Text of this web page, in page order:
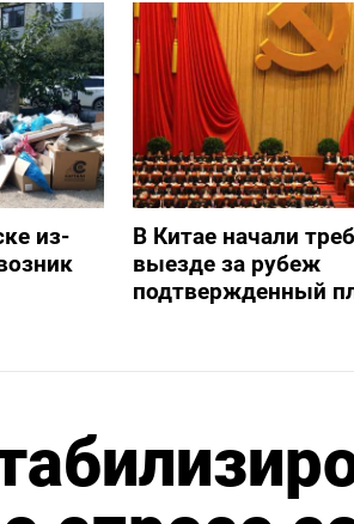
из-
В Китае начали
выезде за рубеж
подтвержденный